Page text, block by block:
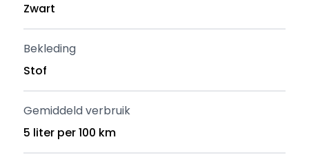
Zwart
Bekleding
Stof
Gemiddeld verbruik
5 liter per 100 km